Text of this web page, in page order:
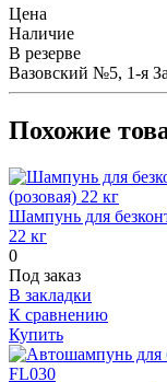
Цена
Наличие
В резерве
Вазовский №5, 1-я
Похожие
Шампунь для
22 кг
0
Под заказ
В закладки
К сравнению
Купить